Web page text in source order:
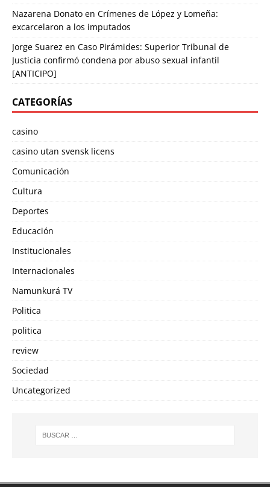
Nazarena Donato en Crímenes de López y Lomeña:
excarcelaron a los imputados
Jorge Suarez en Caso Pirámides: Superior Tribunal de
Justicia confirmó condena por abuso sexual infantil
[ANTICIPO]
CATEGORÍAS
casino
casino utan svensk licens
Comunicación
Cultura
Deportes
Educación
Institucionales
Internacionales
Namunkurá TV
Politica
politica
review
Sociedad
Uncategorized